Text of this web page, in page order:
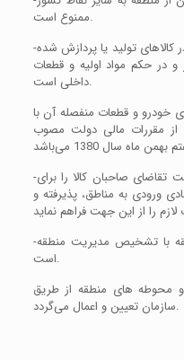
ممنوع است.
-مواد اولیه و قطعات خارجی به کار رفته در کالاهای تولید یا پردازش شده
در حکم مواد اولیه و قطعات
داخلی است.
خودرو و قطعات منفصله آن با
بخشی از مقررات مالی دولت مصوب
-گمرک جمهوری اسلامی ایران مکلف است تقاضای صاحبان کالا را برای
ورودی به مناطق، پذیرفته و
-مهلت توقف کالاهای وارد شده به منطقه با تشخیص مدیریت منطقه
است.
و محوطه های منطقه از طریق
سازمان تعیین و اعمال می‌گردد.